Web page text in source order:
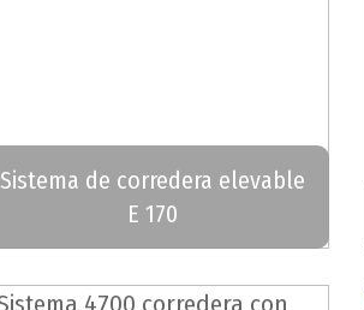
Sistema de corredera elevable
E 170